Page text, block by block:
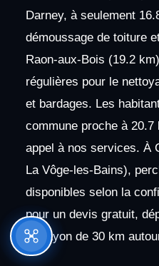
Darney, à seulement
démoussage de toiture
Raon-aux-Bois (19.2
régulières pour le
et bardages. Les
commune proche à
appel à nos services. À
La Vôge-les-Bains),
disponibles selon la
pour un devis gratuit,
un rayon de 30 km